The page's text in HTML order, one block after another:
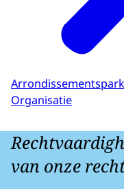
Organisatie
van onze